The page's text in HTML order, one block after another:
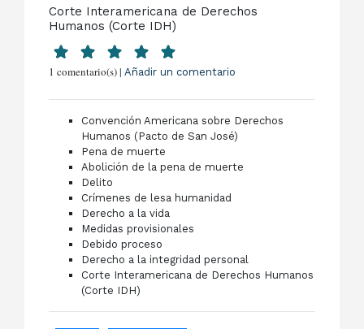
Corte Interamericana de Derechos
Humanos (Corte IDH)
1 comentario(s) |Añadir un comentario
Convención Americana sobre Derechos
Humanos (Pacto de San José)
Pena de muerte
Abolición de la pena de muerte
Delito
Crímenes de lesa humanidad
Derecho a la vida
Medidas provisionales
Debido proceso
Derecho a la integridad personal
Corte Interamericana de Derechos Humanos
(Corte IDH)